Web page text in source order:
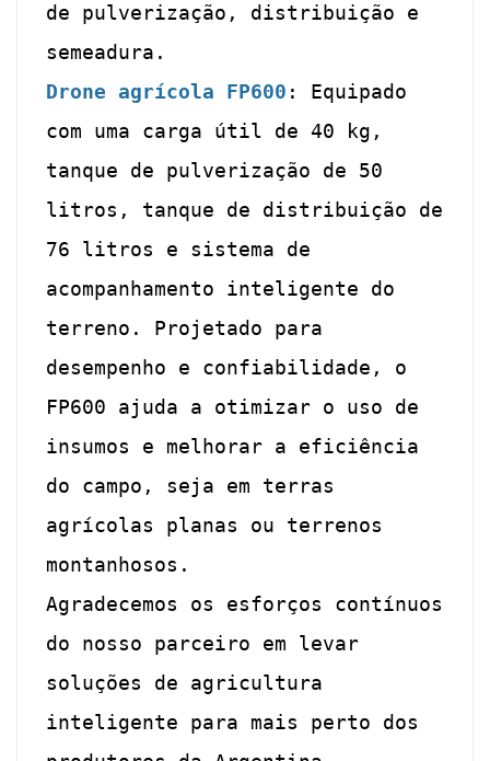
de pulverização, distribuição e
semeadura.
Drone agrícola FP600 : Equipado
com uma carga útil de 40 kg,
tanque de pulverização de 50
litros, tanque de distribuição de
76 litros e sistema de
acompanhamento inteligente do
terreno. Projetado para
desempenho e confiabilidade, o
FP600 ajuda a otimizar o uso de
insumos e melhorar a eficiência
do campo, seja em terras
agrícolas planas ou terrenos
montanhosos.
Agradecemos os esforços contínuos
do nosso parceiro em levar
soluções de agricultura
inteligente para mais perto dos